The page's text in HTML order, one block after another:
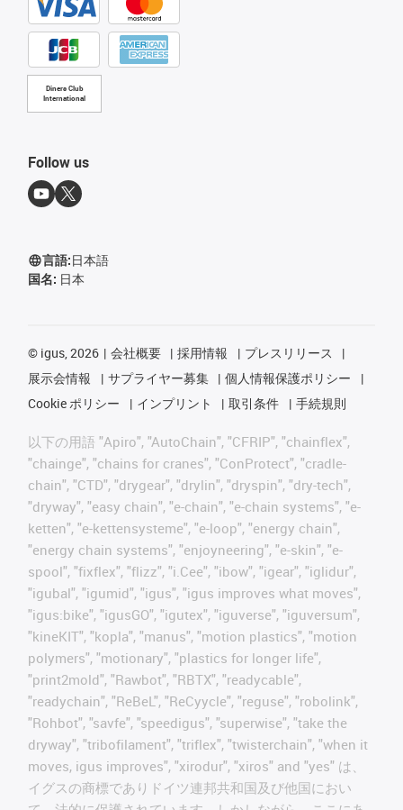
Diners Club
International
Follow us
言語:日本語
国名: 日本
© igus, 2026 会社概要 採用情報
プレスリリース
展示会情報
サプライヤー募集
個人情報保護ポリシー
Cookie ポリシー
インプリント 取引条件 手続規則
以下の用語 "Apiro", "AutoChain", "CFRIP", "chainflex",
"chainge", "chains for cranes", "ConProtect", "cradle-
chain", "CTD", "drygear", "drylin", "dryspin", "dry-tech",
"dryway", "easy chain", "e-chain", "e-chain systems", "e-
ketten", "e-kettensysteme", "e-loop", "energy chain",
"energy chain systems", "enjoyneering", "e-skin", "e-
spool", "fixflex", "flizz", "i.Cee", "ibow", "igear", "iglidur",
"igubal", "igumid", "igus", "igus improves what moves",
"igus:bike", "igusGO", "igutex", "iguverse", "iguversum",
"kineKIT", "kopla", "manus", "motion plastics", "motion
polymers", "motionary", "plastics for longer life",
"print2mold", "Rawbot", "RBTX", "readycable",
"readychain", "ReBeL", "ReCyycle", "reguse", "robolink",
"Rohbot", "savfe", "speedigus", "superwise", "take the
dryway", "tribofilament", "triflex", "twisterchain", "when it
moves, igus improves", "xirodur", "xiros" and "yes" は、
イグスの商標でありドイツ連邦共和国及び他国におい